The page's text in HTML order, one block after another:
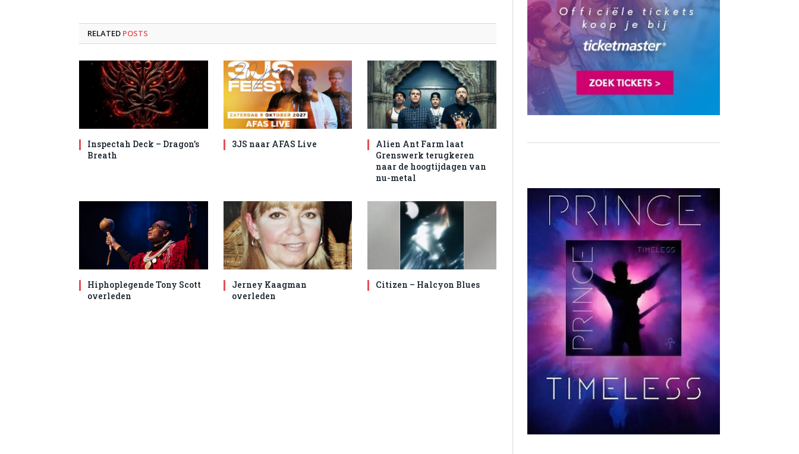
RELATED POSTS
Inspectah Deck – Dragon’s
Breath
3JS naar AFAS Live
Alien Ant Farm laat
Grenswerk terugkeren
naar de hoogtijdagen van
nu-metal
Hiphoplegende Tony Scott
overleden
Jerney Kaagman
overleden
Citizen – Halcyon Blues